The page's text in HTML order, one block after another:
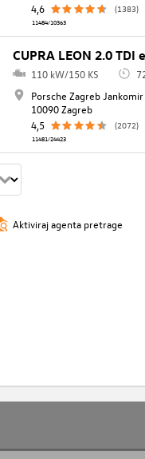
4,6
(1383)
11484/10363
CUPRA LEON 2.0 TDI
110 kW/150 KS
Porsche Zagreb Jankomir
10090 Zagreb
4,5
(2072)
11481/24423
Aktiviraj agenta pretrage